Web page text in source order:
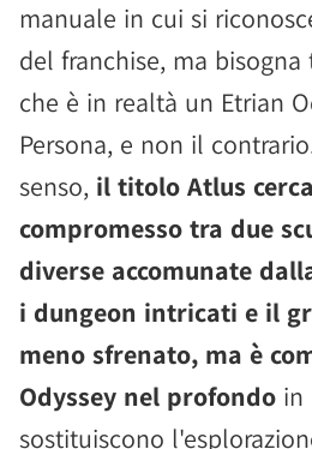
manuale in cui si
del franchise, ma bisogna
che è in realtà un Etrian
Persona, e non il
senso, il titolo Atlus
compromesso tra due
diverse accomunate
i dungeon intricati e il
meno sfrenato, ma è
Odyssey nel profondo in
sostituiscono